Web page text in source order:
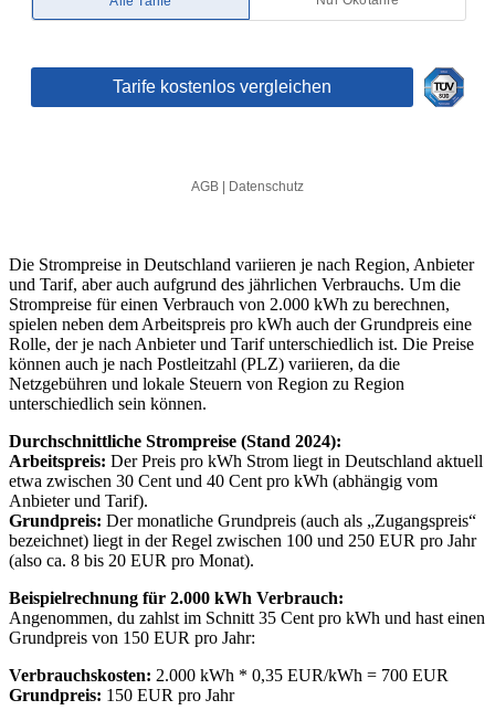
Die Strompreise in Deutschland variieren je nach Region, Anbieter
und Tarif, aber auch aufgrund des jährlichen Verbrauchs. Um die
Strompreise für einen Verbrauch von 2.000 kWh zu berechnen,
spielen neben dem Arbeitspreis pro kWh auch der Grundpreis eine
Rolle, der je nach Anbieter und Tarif unterschiedlich ist. Die Preise
können auch je nach Postleitzahl (PLZ) variieren, da die
Netzgebühren und lokale Steuern von Region zu Region
unterschiedlich sein können.
Durchschnittliche Strompreise (Stand 2024):
Arbeitspreis: Der Preis pro kWh Strom liegt in Deutschland aktuell
etwa zwischen 30 Cent und 40 Cent pro kWh (abhängig vom
Anbieter und Tarif).
Grundpreis: Der monatliche Grundpreis (auch als „Zugangspreis“
bezeichnet) liegt in der Regel zwischen 100 und 250 EUR pro Jahr
(also ca. 8 bis 20 EUR pro Monat).
Beispielrechnung für 2.000 kWh Verbrauch:
Angenommen, du zahlst im Schnitt 35 Cent pro kWh und hast einen
Grundpreis von 150 EUR pro Jahr:
Verbrauchskosten: 2.000 kWh * 0,35 EUR/kWh = 700 EUR
Grundpreis: 150 EUR pro Jahr